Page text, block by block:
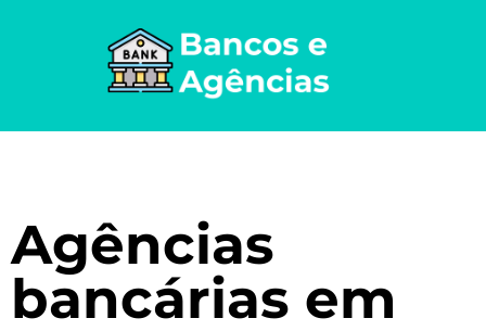
Agências
bancárias em